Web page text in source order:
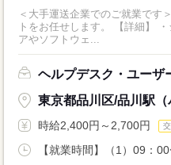
＜大手運送企業でのご就業です
トをお任せします。 【詳細】 ・システム維持/改善に伴うハードウェ
アやソフトウェ...
ヘルプデスク・ユーザ
東京都品川区/品川駅（
時給2,400円～2,700円
【就業時間】（1）09：